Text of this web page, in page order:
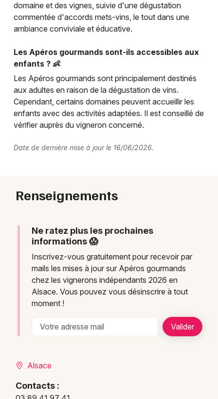
domaine et des vignes, suivie d'une dégustation
commentée d'accords mets-vins, le tout dans une
ambiance conviviale et éducative.
Les Apéros gourmands sont-ils accessibles aux
enfants ? 👶
Les Apéros gourmands sont principalement destinés
aux adultes en raison de la dégustation de vins.
Cependant, certains domaines peuvent accueillir les
enfants avec des activités adaptées. Il est conseillé de
vérifier auprès du vigneron concerné.
Date de dernière mise à jour le 16/06/2026.
Renseignements
Ne ratez plus les prochaines
informations 😱
Inscrivez-vous gratuitement pour recevoir par
mails les mises à jour sur Apéros gourmands
chez les vignerons indépendants 2026 en
Alsace. Vous pouvez vous désinscrire à tout
moment !
Alsace
Contacts :